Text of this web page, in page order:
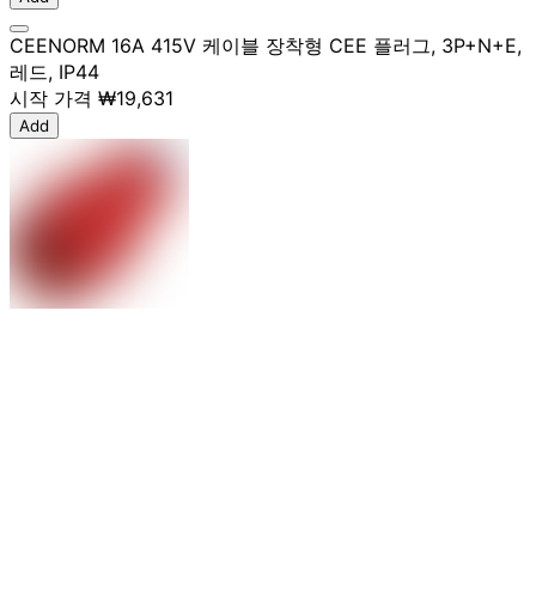
CEENORM 16A 415V 케이블 장착형 CEE 플러그, 3P+N+E,
레드, IP44
시작 가격 ₩19,631
Add